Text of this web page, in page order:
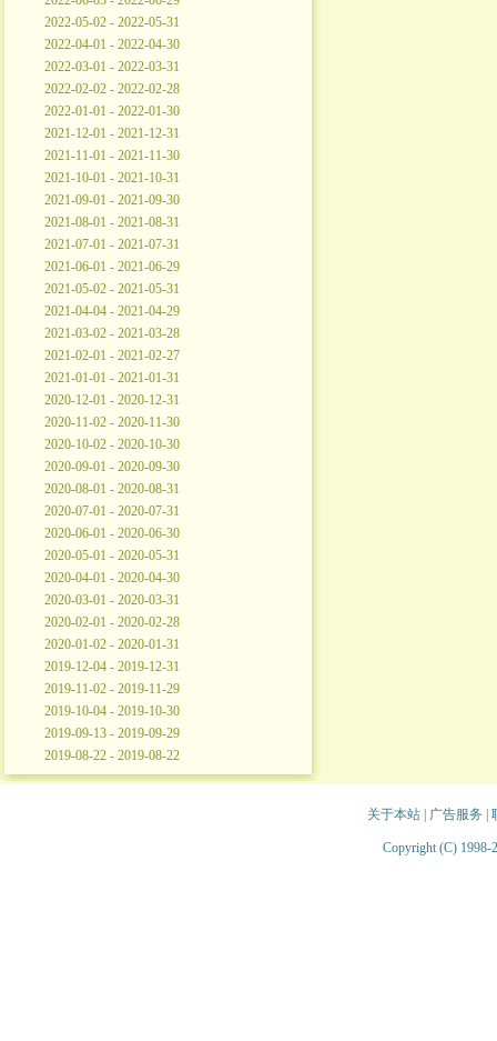
2022-05-02 - 2022-05-31
2022-04-01 - 2022-04-30
2022-03-01 - 2022-03-31
2022-02-02 - 2022-02-28
2022-01-01 - 2022-01-30
2021-12-01 - 2021-12-31
2021-11-01 - 2021-11-30
2021-10-01 - 2021-10-31
2021-09-01 - 2021-09-30
2021-08-01 - 2021-08-31
2021-07-01 - 2021-07-31
2021-06-01 - 2021-06-29
2021-05-02 - 2021-05-31
2021-04-04 - 2021-04-29
2021-03-02 - 2021-03-28
2021-02-01 - 2021-02-27
2021-01-01 - 2021-01-31
2020-12-01 - 2020-12-31
2020-11-02 - 2020-11-30
2020-10-02 - 2020-10-30
2020-09-01 - 2020-09-30
2020-08-01 - 2020-08-31
2020-07-01 - 2020-07-31
2020-06-01 - 2020-06-30
2020-05-01 - 2020-05-31
2020-04-01 - 2020-04-30
2020-03-01 - 2020-03-31
2020-02-01 - 2020-02-28
2020-01-02 - 2020-01-31
2019-12-04 - 2019-12-31
2019-11-02 - 2019-11-29
2019-10-04 - 2019-10-30
2019-09-13 - 2019-09-29
2019-08-22 - 2019-08-22
关于本站| 广告服务
Copyright (C) 1998-